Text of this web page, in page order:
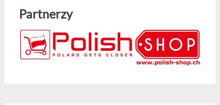
Partnerzy